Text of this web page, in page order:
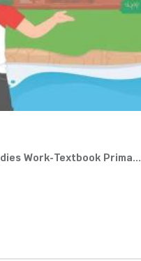
Work-Textbook Prima...